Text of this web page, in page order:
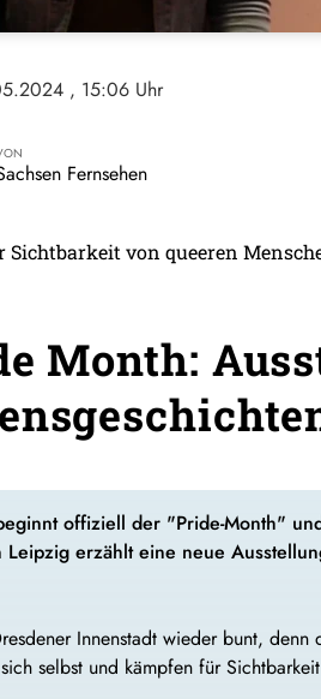
, 15:06 Uhr
Fernsehen
Sichtbarkeit von queeren
Month:
offiziell der "Pride-Month"
erzählt eine neue
Innenstadt wieder bunt,
selbst und kämpfen für